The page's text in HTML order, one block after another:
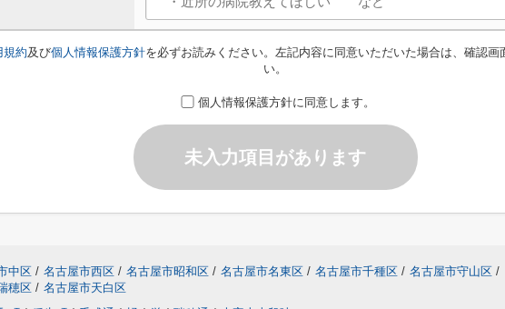
規約及び個人情報保護方針を必ずお読みください。左記内容に同意いただいた場合は、確認画
い。
個人情報保護方針に同意します。
未入力項目があります
中区 / 名古屋市西区 / 名古屋市昭和区 / 名古屋市名東区 / 名古屋市千種区 / 名古屋市守山区 /
穂区 / 名古屋市天白区